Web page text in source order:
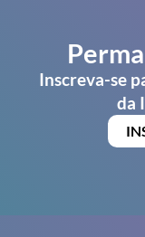
Inscreva-se
da